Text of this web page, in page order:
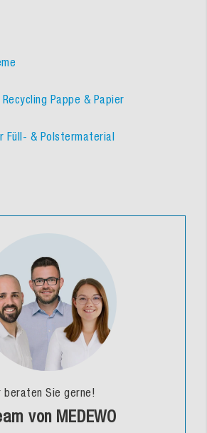
Pappe & Papier
Füll- & Polstermaterial
beraten Sie gerne!
von MEDEWO